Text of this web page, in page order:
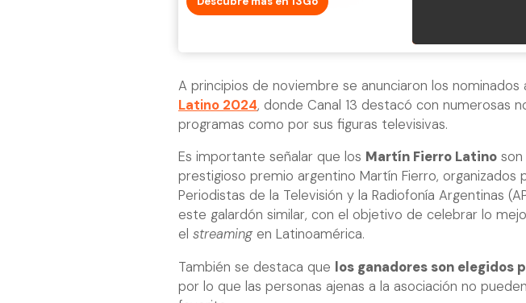
A principios de noviembre se anunciaron los nominados
Latino 2024, donde Canal 13 destacó con numerosas
programas como por sus figuras televisivas.
Es importante señalar que los Martín Fierro Latino
prestigioso premio argentino Martín Fierro, organizados
Periodistas de la Televisión y la Radiofonía Argentinas
este galardón similar, con el objetivo de celebrar lo
el streamingen Latinoamérica.
También se destaca que los ganadores son elegidos
por lo que las personas ajenas a la asociación no